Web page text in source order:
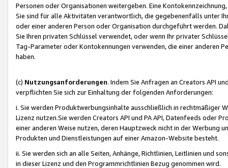
Personen oder Organisationen weitergeben. Eine
Sie sind für alle Aktivitäten verantwortlich, die gegebenenfalls unter
oder einer anderen Person oder Organisation durchgeführt werden.
Sie Ihren privaten Schlüssel verwendet, oder wenn Ihr privater
Tag-Parameter oder Kontokennungen verwenden, die einer anderen
haben.
(c) Nutzungsanforderungen. Indem Sie Anfragen an Creators API
verpflichten Sie sich zur Einhaltung der folgenden Anforderungen:
i. Sie werden Produktwerbungsinhalte ausschließlich in rechtmäßiger
Lizenz nutzen.Sie werden Creators API und PA API, Datenfeeds oder
einer anderen Weise nutzen, deren Hauptzweck nicht in der Werbung
Produkten und Dienstleistungen auf einer Amazon-Website besteht.
ii. Sie werden sich an alle Seiten, Anhänge, Richtlinien, Leitlinien und
in dieser Lizenz und den Programmrichtlinien Bezug genommen wird.